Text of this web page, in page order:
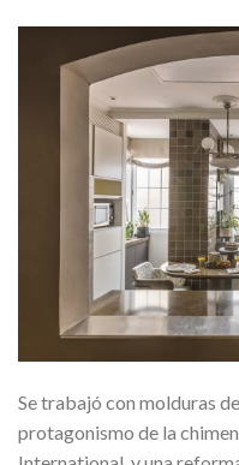
Se trabajó con molduras
protagonismo de la